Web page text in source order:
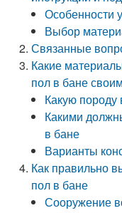
Особенности
Выбор
Связанные
Какие
пол в бане
Какую породу
Какими
в бане
Варианты
Как правильно
пол в бане
Сооружение